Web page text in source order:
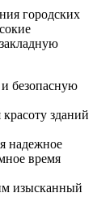
городских
безопасную
зданий
надежное
время
изысканный